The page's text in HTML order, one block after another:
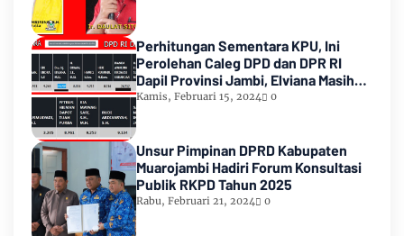
Perhitungan Sementara KPU, Ini
Perolehan Caleg DPD dan DPR RI
Dapil Provinsi Jambi, Elviana Masih
Urutan Kedua Teratas
Kamis, Februari 15, 2024 0
Unsur Pimpinan DPRD Kabupaten
Muarojambi Hadiri Forum Konsultasi
Publik RKPD Tahun 2025
Rabu, Februari 21, 2024 0